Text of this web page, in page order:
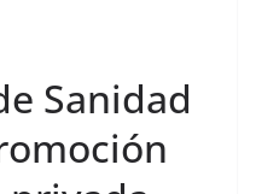
Sanidad